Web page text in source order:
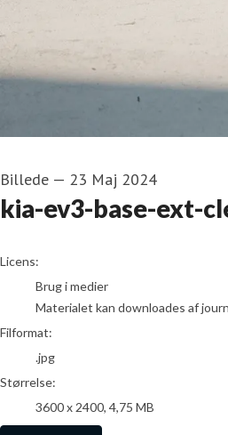
Billede — 23 Maj 2024
kia-ev3-base-ext-
go to media item
Licens:
Brug i medier
Materialet kan downloades af
Filformat:
.jpg
Størrelse:
3600 x 2400, 4,75 MB